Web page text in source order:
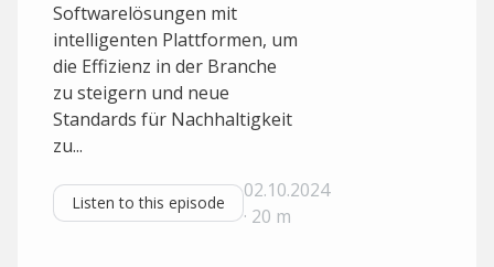
Softwarelösungen mit
intelligenten Plattformen, um
die Effizienz in der Branche
zu steigern und neue
Standards für Nachhaltigkeit
zu...
Listen to this episode
02.10.2024
· 20 m